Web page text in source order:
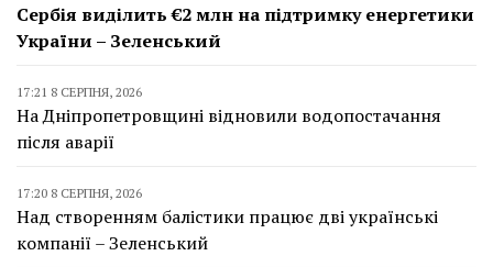
Сербія виділить €2 млн на підтримку енергетики
України – Зеленський
17:21 8 СЕРПНЯ, 2026
На Дніпропетровщині відновили водопостачання
після аварії
17:20 8 СЕРПНЯ, 2026
Над створенням балістики працює дві українські
компанії – Зеленський